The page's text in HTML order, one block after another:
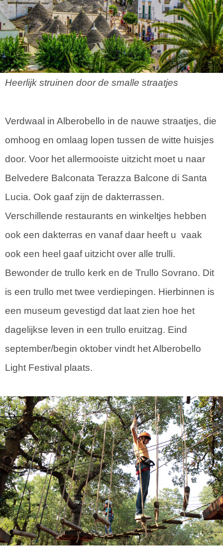
Heerlijk struinen door de smalle straatjes
Verdwaal in Alberobello in de nauwe straatjes, die
omhoog en omlaag lopen tussen de witte huisjes
door. Voor het allermooiste uitzicht moet u naar
Belvedere Balconata Terazza Balcone di Santa
Lucia. Ook gaaf zijn de dakterrassen.
Verschillende restaurants en winkeltjes hebben
ook een dakterras en vanaf daar heeft u vaak
ook een heel gaaf uitzicht over alle trulli.
Bewonder de trullo kerk en de Trullo Sovrano. Dit
is een trullo met twee verdiepingen. Hierbinnen is
een museum gevestigd dat laat zien hoe het
dagelijkse leven in een trullo eruitzag. Eind
september/begin oktober vindt het Alberobello
Light Festival plaats.